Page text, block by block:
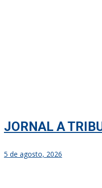
JORNAL A
5 de agosto, 2026